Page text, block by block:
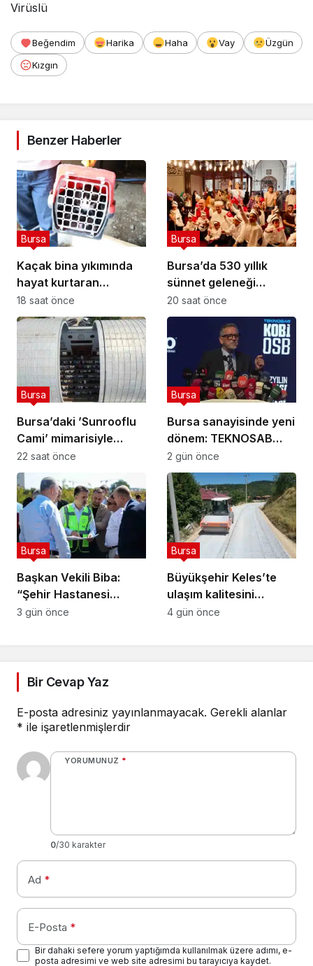
Virüslü
Beğendim Harika Haha Vay
Üzgün
Kızgın
Benzer Haberler
Kaçak bina yıkımında
hayat kurtaran
müdahale
Bursa
18 saat önce
Bursa’da 530 yıllık
sünnet geleneği
yaşatıldı
Bursa
20 saat önce
Bursa’daki ’Sunrooflu
Cami’ mimarisiyle
dikkat çekiyor
Bursa
22 saat önce
Bursa sanayisinde yeni
dönem: TEKNOSAB
KOBİ OSB ile dev
ekosistem hayata
geçiyor
Bursa
2 gün önce
Başkan Vekili Biba:
“Şehir Hastanesi
otoparkı bu ay hizmete
Bursa
3 gün önce
Büyükşehir Keles’te
ulaşım kalitesini
artırıyor
Bursa
4 gün önce
Bir Cevap Yaz
E-posta adresiniz yayınlanmayacak. Gerekli alanlar
* ile işaretlenmişlerdir
YORUMUNUZ *
0/30 karakter
Ad *
E-Posta *
Bir dahaki sefere yorum yaptığımda kullanılmak üzere adımı, e-
posta adresimi ve web site adresimi bu tarayıcıya kaydet.